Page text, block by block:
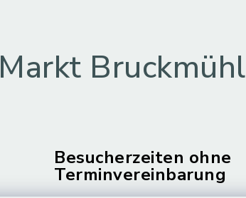
Markt Bruckmühl
Besucherzeiten ohne
Terminvereinbarung